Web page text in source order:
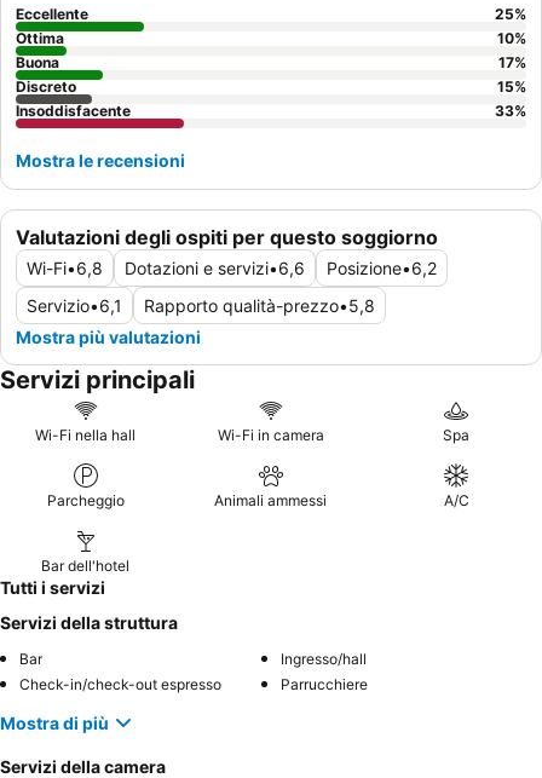
zona della reception.
Valutazioni degli ospiti per questo soggiorno
Wi-Fi•6,8 Dotazioni e servizi•6,6 Posizione•6,2
Servizio•6,1 Rapporto qualità-prezzo•5,8
Mostra più valutazioni
Eccellente 25%
Ottima
10%
Buona
17%
Discreto
15%
Insoddisfacente
33%
Mostra le recensioni
Servizi principali
Wi-Fi nella hall Wi-Fi in camera Spa
Parcheggio Animali ammessi A/C
Bar dell'hotel
Tutti i servizi
Servizi della struttura
Bar
Ingresso/hall
Check-in/check-out espresso
Parrucchiere
Mostra di più
Servizi della camera